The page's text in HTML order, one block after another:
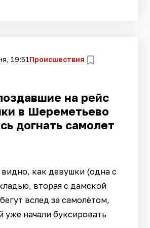
19:51Происшествия
на рейс
в Шереметьево
догнать самолет
как девушки (одна с
вторая с дамской
вслед за самолётом,
уже начали буксировать